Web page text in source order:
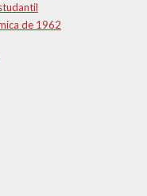
de 1962